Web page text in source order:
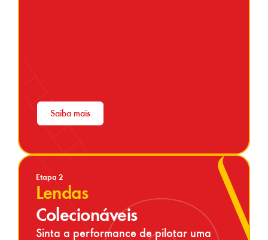
Saiba mais
Etapa 2
Lendas
Colecionáveis
Sinta a performance de pilotar uma